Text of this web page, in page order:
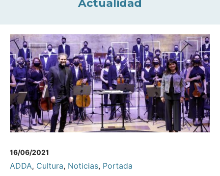
Actualidad
16/06/2021
ADDA, Cultura, Noticias, Portada